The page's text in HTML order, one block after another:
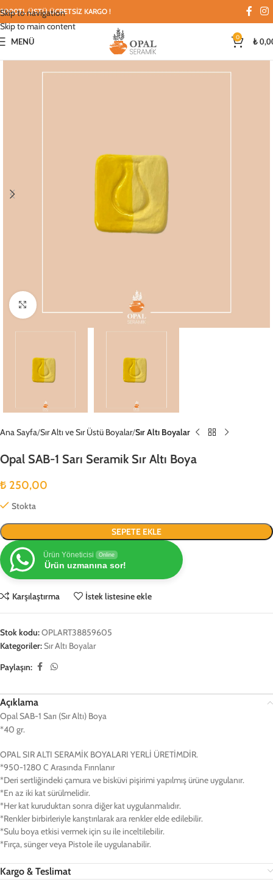
Skip to navigation
Skip to main content
3000TL ÜSTÜ ÜCRETSİZ KARGO !
MENÜ 0 ₺
Büyütmek için tıklayın
Ana Sayfa Sır Altı ve Sır Üstü Boyalar Sır Altı Boyalar
Opal SAB-1 Sarı Seramik Sır Altı Boya
₺ 250,00
Stokta
SEPETE EKLE
Ürün Yöneticisi Online
Ürün uzmanına sor!
Karşılaştırma İstek listesine ekle
Stok kodu:OPLART38859605
Kategoriler:Sır Altı Boyalar
Paylaşın:
Açıklama
Opal SAB-1 Sarı (Sır Altı) Boya
*40 gr.
OPAL SIR ALTI SERAMİK BOYALARI YERLİ ÜRETİMDİR.
*950-1280 C Arasında Fırınlanır
*Deri sertliğindeki çamura ve bisküvi pişirimi yapılmış ürüne uygulanır.
*En az iki kat sürülmelidir.
*Her kat kuruduktan sonra diğer kat uygulanmalıdır.
*Renkler birbirleriyle karıştırılarak ara renkler elde edilebilir.
*Sulu boya etkisi vermek için su ile inceltilebilir.
*Fırça, sünger veya Pistole ile uygulanabilir.
Kargo & Teslimat